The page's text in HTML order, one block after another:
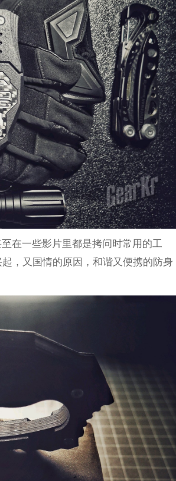
在一些影片里都是拷问时常用的工
，又国情的原因，和谐又便携的防身